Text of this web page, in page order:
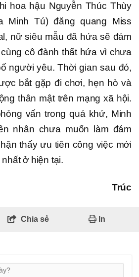
hoa hậu Nguyễn Thúc Thùy
Minh Tú) đăng quang Miss
nữ siêu mẫu đã hứa sẽ đám
cô đành thất hứa vì chưa
người yêu. Thời gian sau đó,
bắt gặp đi chơi, hẹn hò và
thân mật trên mạng xã hội.
vấn trong quá khứ, Minh
nhân chưa muốn làm đám
thấy ưu tiên công việc mới
ở hiện tại.
Trúc
Chia sẻ In